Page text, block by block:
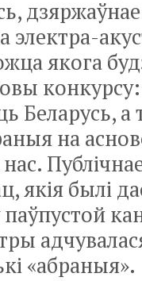
электра-
якога
конкурсу:
Беларусь, а
на
якія былі
«абраныя».